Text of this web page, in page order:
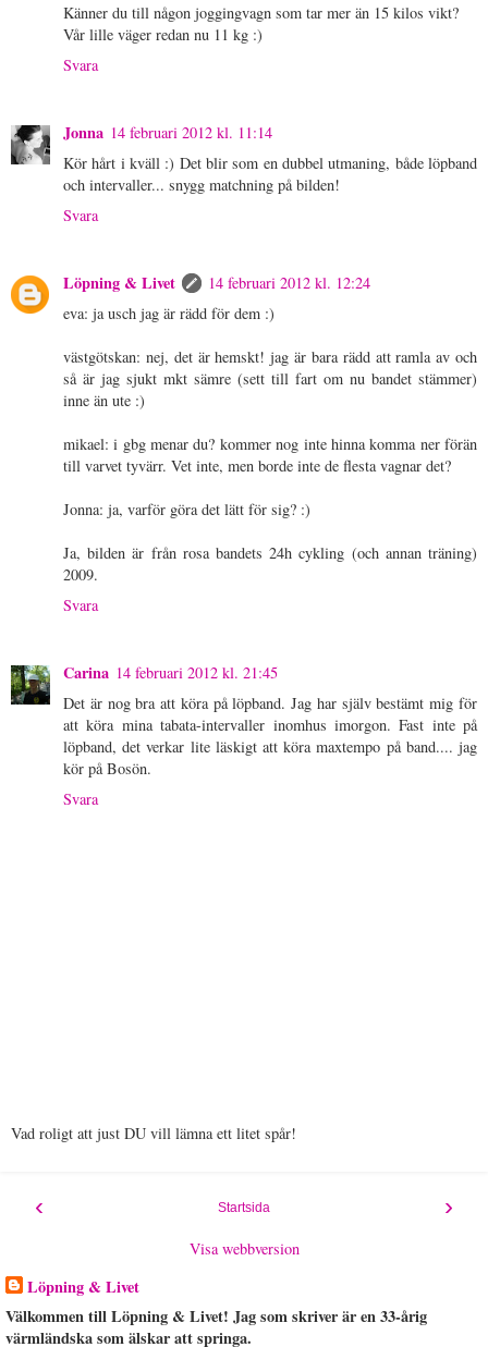
Känner du till någon joggingvagn som tar mer än 15 kilos vikt?
Vår lille väger redan nu 11 kg :)
Svara
Jonna 14 februari 2012 kl. 11:14
Kör hårt i kväll :) Det blir som en dubbel utmaning, både löpband
och intervaller... snygg matchning på bilden!
Svara
Löpning & Livet
14 februari 2012 kl. 12:24
eva: ja usch jag är rädd för dem :)
västgötskan: nej, det är hemskt! jag är bara rädd att ramla av och
så är jag sjukt mkt sämre (sett till fart om nu bandet stämmer)
inne än ute :)
mikael: i gbg menar du? kommer nog inte hinna komma ner förän
till varvet tyvärr. Vet inte, men borde inte de flesta vagnar det?
Jonna: ja, varför göra det lätt för sig? :)
Ja, bilden är från rosa bandets 24h cykling (och annan träning)
2009.
Svara
Carina 14 februari 2012 kl. 21:45
Det är nog bra att köra på löpband. Jag har själv bestämt mig för
att köra mina tabata-intervaller inomhus imorgon. Fast inte på
löpband, det verkar lite läskigt att köra maxtempo på band.... jag
kör på Bosön.
Svara
Vad roligt att just DU vill lämna ett litet spår!
‹ ›
Startsida
Visa webbversion
Löpning & Livet
Välkommen till Löpning & Livet! Jag som skriver är en 33-årig
värmländska som älskar att springa.